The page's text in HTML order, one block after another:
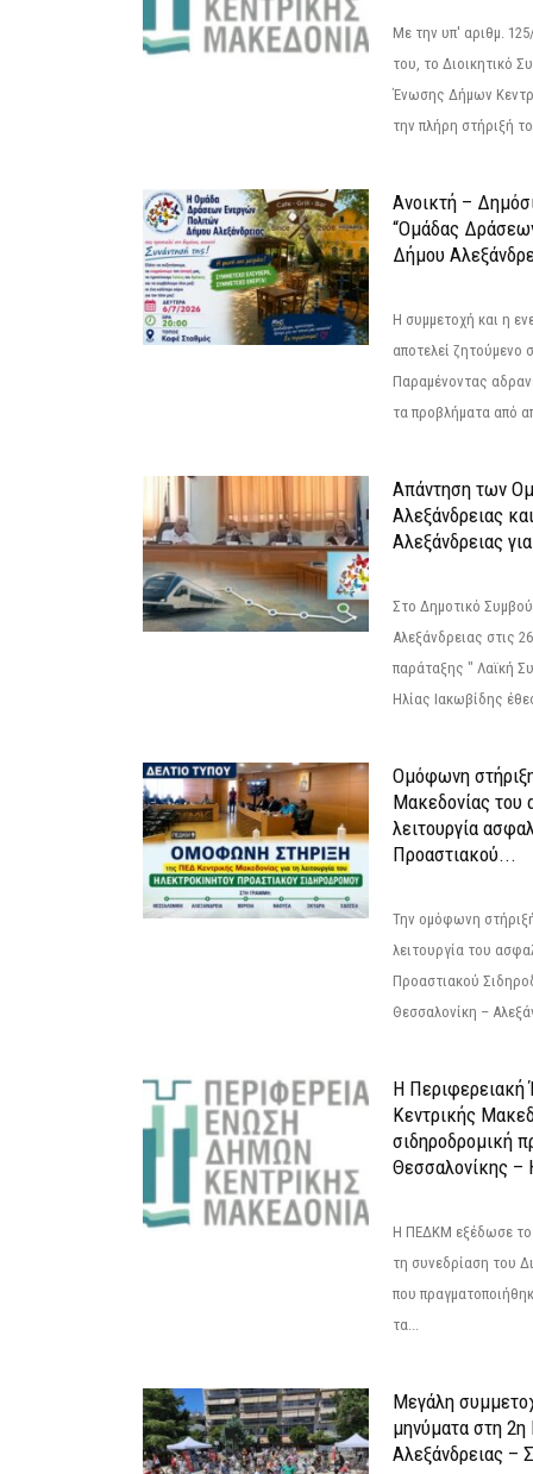
Με την υπ' αριθμ.
του, το Διοικητικό
Ένωσης Δήμων
την πλήρη στήριξή
Ανοικτή –
“Ομάδας
Δήμου
Η συμμετοχή και η
αποτελεί ζητούμενο
Παραμένοντας
τα προβλήματα από
Απάντηση των
Αλεξάνδρειας
Αλεξάνδρειας
Στο Δημοτικό
Αλεξάνδρειας στις
παράταξης " Λαϊκή
Ηλίας Ιακωβίδης
Ομόφωνη
Μακεδονίας του
λειτουργία
Προαστιακού...
Την ομόφωνη
λειτουργία του
Προαστιακού
Θεσσαλονίκη –
Η
Κεντρικής
σιδηροδρομική
Θεσσαλονίκης –
Η ΠΕΔΚΜ εξέδωσε το
τη συνεδρίαση του
που
τα...
Μεγάλη
μηνύματα στη
Αλεξάνδρειας –